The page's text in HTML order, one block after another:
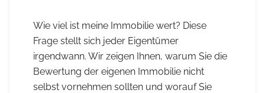
Wie viel ist meine Immobilie wert? Diese
Frage stellt sich jeder Eigentümer
irgendwann. Wir zeigen Ihnen, warum Sie die
Bewertung der eigenen Immobilie nicht
selbst vornehmen sollten und worauf Sie